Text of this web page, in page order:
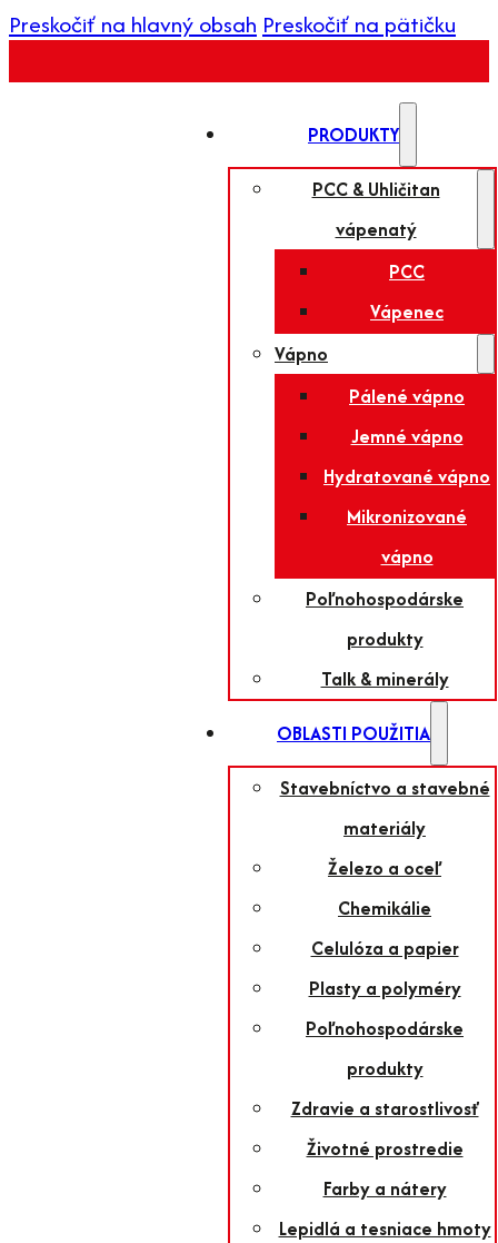
Preskočiť na hlavný obsah Preskočiť na pätičku
PRODUKTY
PCC & Uhličitan
vápenatý
PCC
Vápenec
Vápno
Pálené vápno
Jemné vápno
Hydratované vápno
Mikronizované
vápno
Poľnohospodárske
produkty
Talk & minerály
OBLASTI POUŽITIA
Stavebníctvo a stavebné
materiály
Železo a oceľ
Chemikálie
Celulóza a papier
Plasty a polyméry
Poľnohospodárske
produkty
Zdravie a starostlivosť
Životné prostredie
Farby a nátery
Lepidlá a tesniace hmoty